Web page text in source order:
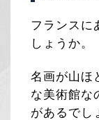
フランスに
しょうか。
名画が山ほ
な美術館な
があるでし